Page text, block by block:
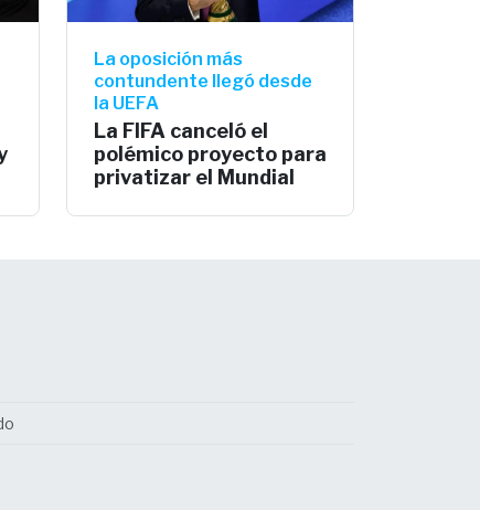
La oposición más
contundente llegó desde
la UEFA
La FIFA canceló el
polémico proyecto para
privatizar el Mundial